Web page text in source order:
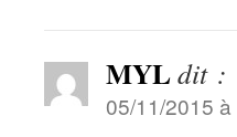
MYLdit :
05/11/2015